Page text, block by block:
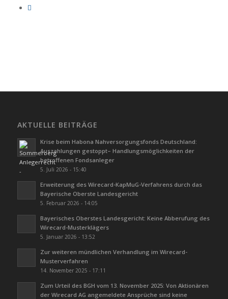
AKTUELLE BEITRÄGE
Krise beim Habona Nahversorgungsfonds Deutschland:
Auszahlungen gestoppt– Handlungsmöglichkeiten der
betroffenen Fondsanleger
5. Juli 2026 - 15:40
Erweiterung des Wirecard-KapMuG-Verfahrens durch das
Bayerische Oberste Landesgericht
5. Februar 2026 - 14:05
Bayerisches Oberstes Landesgericht: Keine Abberufung des
Wirecard-Musterklägers
5. Januar 2026 - 13:52
Zur weiteren mündlichen Verhandlung im Wirecard-
Musterverfahren
14. November 2025 - 17:11
Zum Urteil des BGH vom 13. November 2025: Von Aktionären
der Wirecard AG angemeldete Ansprüche sind keine